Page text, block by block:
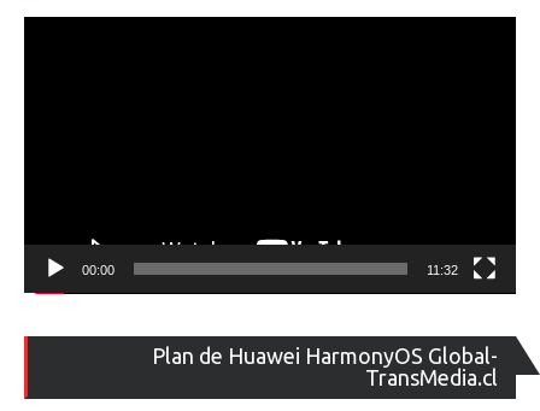
00:00 11:32
Plan de Huawei HarmonyOS Global-
TransMedia.cl
de